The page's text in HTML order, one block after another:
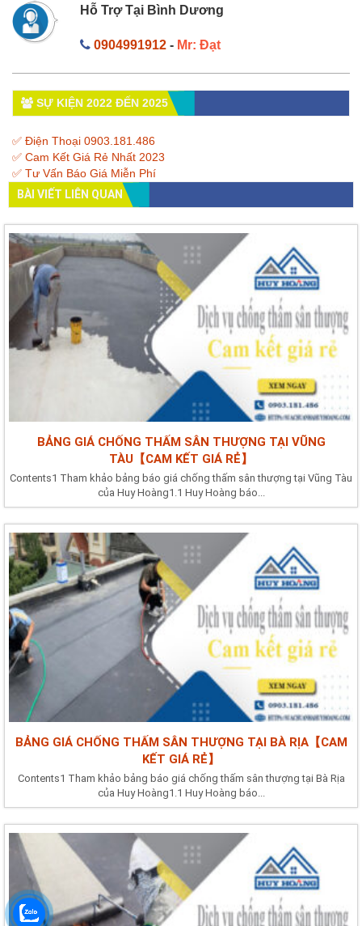
Hỗ Trợ Tại Bình Dương
0904991912- Mr: Đạt
SỰ KIỆN 2022 ĐẾN 2025
✅ Điện Thoại 0903.181.486
✅ Cam Kết Giá Rẻ Nhất 2023
✅ Tư Vấn Báo Giá Miễn Phí
BÀI VIẾT LIÊN QUAN
BẢNG GIÁ CHỐNG THẤM SÂN THƯỢNG TẠI VŨNG
TÀU【CAM KẾT GIÁ RẺ】
Contents1 Tham khảo bảng báo giá chống thấm sân thượng tại Vũng Tàu
của Huy Hoàng1.1 Huy Hoàng báo...
BẢNG GIÁ CHỐNG THẤM SÂN THƯỢNG TẠI BÀ RỊA【CAM
KẾT GIÁ RẺ】
Contents1 Tham khảo bảng báo giá chống thấm sân thượng tại Bà Rịa
của Huy Hoàng1.1 Huy Hoàng báo...